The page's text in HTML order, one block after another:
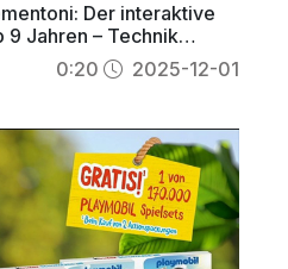
Der interaktive
Jahren – Technik
0:20 2025-12-01